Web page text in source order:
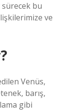
sürecek bu
ve
Venüs,
barış,
gibi